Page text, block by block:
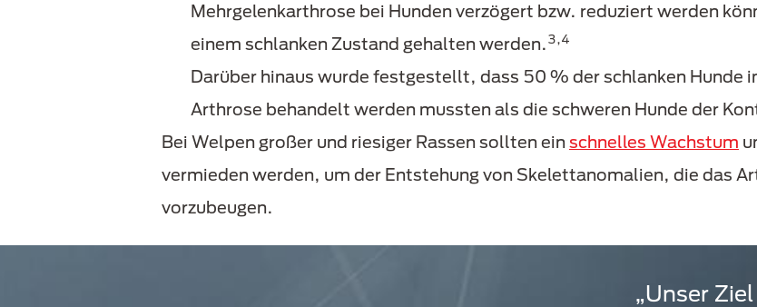
Mehrgelenkarthrose bei Hunden verzögert bzw. reduziert werden
einem schlanken Zustand gehalten werden.3,4
Darüber hinaus wurde festgestellt, dass 50 % der schlanken Hunde
Arthrose behandelt werden mussten als die schweren Hunde der
Bei Welpen großer und riesiger Rassen sollten einschnelles Wachstum
vermieden werden, um der Entstehung von Skelettanomalien, die das
vorzubeugen.
„Unser